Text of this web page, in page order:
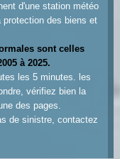
d'une station météo
protection des biens et
sont celles
à 2025.
les 5 minutes. les
vérifiez bien la
des pages.
de sinistre, contactez